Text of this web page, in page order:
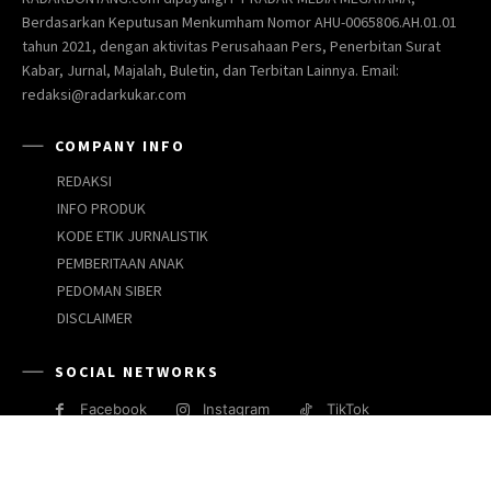
Berdasarkan Keputusan Menkumham Nomor AHU-0065806.AH.01.01
tahun 2021, dengan aktivitas Perusahaan Pers, Penerbitan Surat
Kabar, Jurnal, Majalah, Buletin, dan Terbitan Lainnya. Email:
redaksi@radarkukar.com
COMPANY INFO
REDAKSI
INFO PRODUK
KODE ETIK JURNALISTIK
PEMBERITAAN ANAK
PEDOMAN SIBER
DISCLAIMER
SOCIAL NETWORKS
Facebook Instagram TikTok